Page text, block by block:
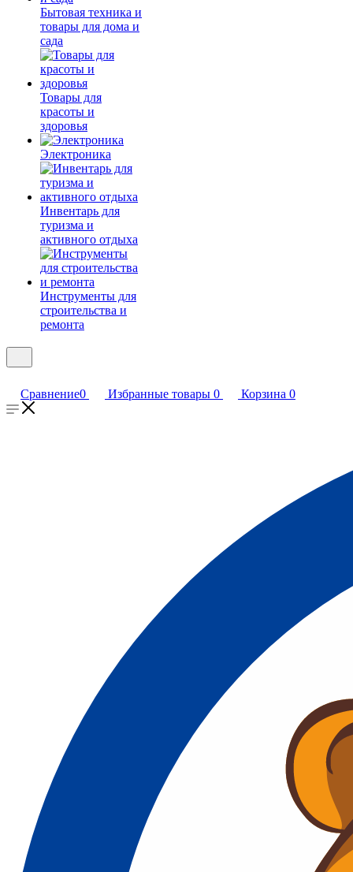
Бытовая техника и
товары для дома и
сада
Товары для
красоты и
здоровья
Электроника
Инвентарь для
туризма и
активного отдыха
Инструменты для
строительства и
ремонта
Сравнение0 Избранные товары 0 Корзина 0